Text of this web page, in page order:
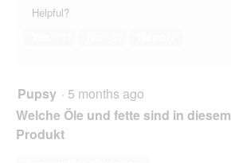
Helpful?
Pupsy · 5 months ago
Welche Öle und fette sind in diesem
Produkt